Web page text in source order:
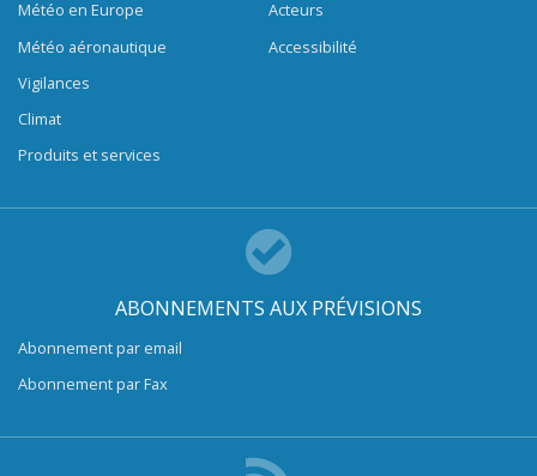
Météo en Europe
Météo aéronautique
Vigilances
Climat
Produits et services
Acteurs
Accessibilité
ABONNEMENTS AUX PRÉVISIONS
Abonnement par email
Abonnement par Fax